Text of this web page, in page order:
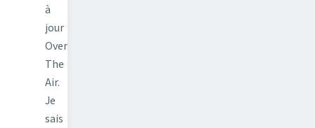
à
jour
Over
The
Air.
Je
sais